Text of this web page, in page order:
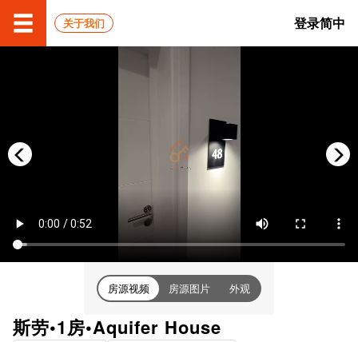
关于我们 登录简中
房源视频 房源图片 外观
斯劳•1房•Aquifer House